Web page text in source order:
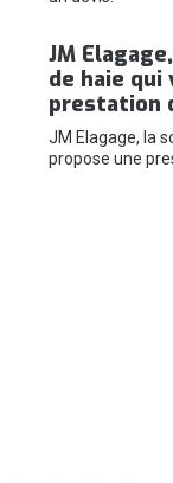
JM
de haie qui
prestation
JM Elagage, la
propose une